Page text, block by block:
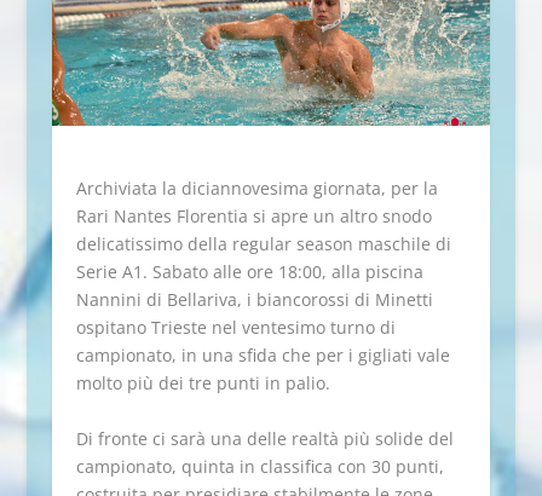
Archiviata la diciannovesima giornata, per la
Rari Nantes Florentia si apre un altro snodo
delicatissimo della regular season maschile di
Serie A1. Sabato alle ore 18:00, alla piscina
Nannini di Bellariva, i biancorossi di Minetti
ospitano Trieste nel ventesimo turno di
campionato, in una sfida che per i gigliati vale
molto più dei tre punti in palio.
Di fronte ci sarà una delle realtà più solide del
campionato, quinta in classifica con 30 punti,